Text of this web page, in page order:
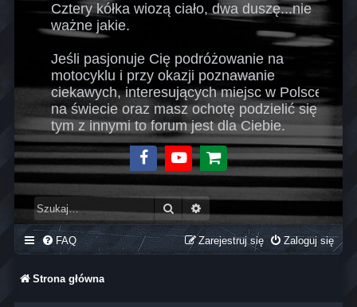
Cztery kółka wiozą ciało, dwa duszę...nie
ważne jakie.
Jeśli pasjonuje Cię podróżowanie na
motocyklu i przy okazji poznawanie
ciekawych, interesujących miejsc w Polsce i
na świecie oraz masz ochotę podzielić się
tym z innymi to forum jest dla Ciebie.
FacebookYoutubeSklep
Szukaj
FAQ Zaloguj się
Zarejestruj się
Strona główna